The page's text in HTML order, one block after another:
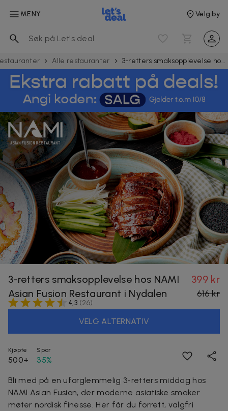
MENY Velg by
Alle restauranter 3-retters smaksopplevelse hos NAMI Asian Fusion Restaurant i Nydalen
3-retters smaksopplevelse hos NAMI
Asian Fusion Restaurant i Nydalen
399 kr
616 kr
4,3 (26)
VELG ALTERNATIV
Kjøpte
500+
Spar
35%
Bli med på en uforglemmelig 3-retters middag hos
NAMI Asian Fusion, der moderne asiatiske smaker
møter nordisk finesse. Her får du forrett, valgfri